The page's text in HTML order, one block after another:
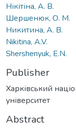
Нікітіна, А. В.
Шершенюк, О. М.
Никитина, А. В.
Nikitina, A.V.
Shershenyuk, E.N.
Publisher
Харківський
університет
Abstract